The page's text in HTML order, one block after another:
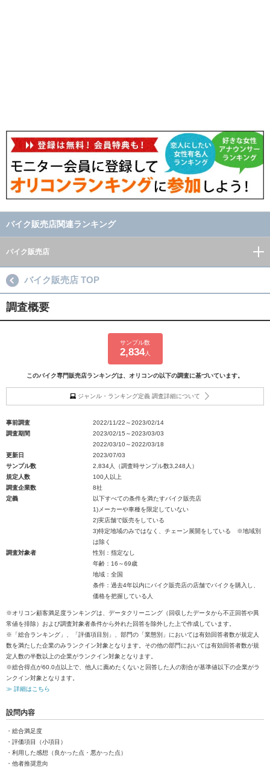
バイク販売店関連ランキング
バイク販売店
バイク販売店 TOP
調査概要
サンプル数
2,834人
このバイク専門販売店ランキングは、オリコンの以下の調査に基づいています。
ジャンル・ランキング定義 調査詳細について
事前調査
2022/11/22～2023/02/14
調査期間
2023/02/15～2023/03/03
2022/03/10～2022/03/18
更新日
2023/07/03
サンプル数
2,834人（調査時サンプル数3,248人）
規定人数
100人以上
調査企業数
8社
定義
以下すべての条件を満たすバイク販売店
1)メーカーや車種を限定していない
2)実店舗で販売をしている
3)特定地域のみではなく、チェーン展開をしている ※地域別
は除く
調査対象者
性別：指定なし
年齢：16～69歳
地域：全国
条件：過去4年以内にバイク販売店の店舗でバイクを購入し、
価格を把握している人
※オリコン顧客満足度ランキングは、データクリーニング（回収したデータから不正回答や異
常値を排除）および調査対象者条件から外れた回答を除外した上で作成しています。
※「総合ランキング」、「評価項目別」、部門の「業態別」においては有効回答者数が規定人
数を満たした企業のみランクイン対象となります。その他の部門においては有効回答者数が規
定人数の半数以上の企業がランクイン対象となります。
※総合得点が60.0点以上で、他人に薦めたくないと回答した人の割合が基準値以下の企業がラ
ンクイン対象となります。
≫ 詳細はこちら
設問内容
・総合満足度
・評価項目（小項目）
・利用した感想（良かった点・悪かった点）
・他者推奨意向